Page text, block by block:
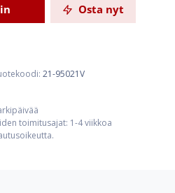
Osta nyt
21-95021V
toimitusajat: 1-4 viikkoa